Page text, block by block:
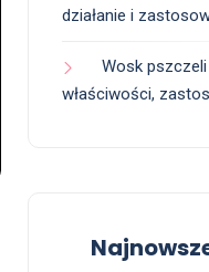
działanie i
Wosk
właściwości,